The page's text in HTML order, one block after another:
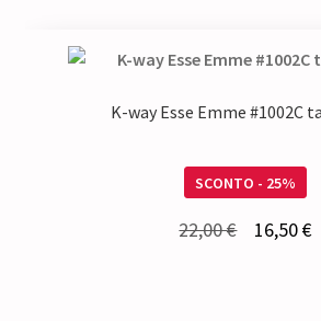
K-way Esse Emme #1002C
SCONTO - 25%
22,00€ 16,50€Il